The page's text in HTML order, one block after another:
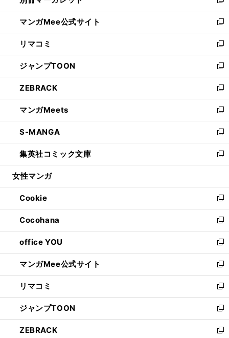
開
く
ン
ド
ウ
で
開
く
ウ
ィ
ン
ド
ウ
で
開
く
新
し
い
ウ
ィ
ン
ド
ウ
で
開
く
マンガMee公式サイト
新
し
い
ウ
ィ
ン
ド
ウ
で
開
く
リマコミ
新
し
い
ウ
ィ
ン
ド
ウ
で
開
く
ジャンプTOON
新
し
い
ウ
ィ
ン
ド
ウ
で
開
ZEBRACK
新
し
い
ウ
ィ
ン
ド
ウ
開
く
マンガMeets
新
し
い
ウ
ィ
ン
ウ
で
開
く
S-MANGA
新
し
い
ウ
ン
ド
ウ
で
開
く
集英社コミック文庫
新
し
ウ
ィ
ン
ド
ウ
で
開
く
女性マンガ
Cookie
新
し
い
ウ
ィ
ン
ド
ウ
で
開
く
Cocohana
新
し
い
ウ
ィ
ン
ド
ウ
で
開
く
office YOU
新
し
い
ウ
ィ
ン
ド
ウ
で
マンガMee公式サイト
新
し
い
ウ
ィ
ン
ド
リマコミ
新
し
い
ウ
ィ
ジャンプTOON
新
し
い
ZEBRACK
新